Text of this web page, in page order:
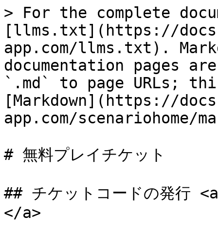
> For the complete
[llms.txt](https://
app.com/llms.txt).
documentation pages
`.md` to page URLs;
[Markdown](https://
app.com/
# 無料プレイチケット
## チケットコードの発
</a>